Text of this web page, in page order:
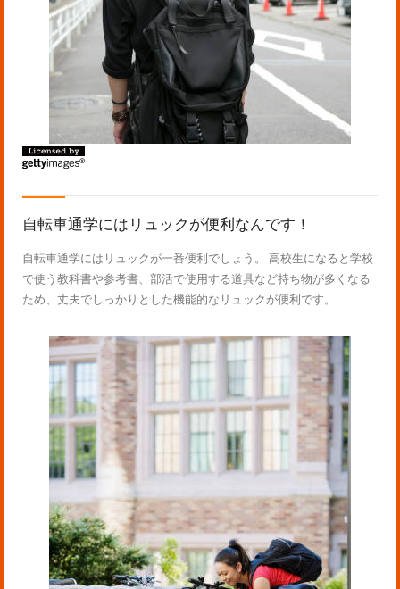
自転車通学にはリュックが便利なんです！
自転車通学にはリュックが一番便利でしょう。 高校生になると学校
で使う教科書や参考書、部活で使用する道具など持ち物が多くなる
ため、丈夫でしっかりとした機能的なリュックが便利です。